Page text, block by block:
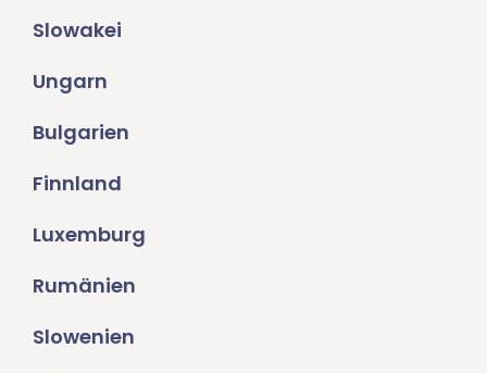
Slowakei
Ungarn
Bulgarien
Finnland
Luxemburg
Rumänien
Slowenien